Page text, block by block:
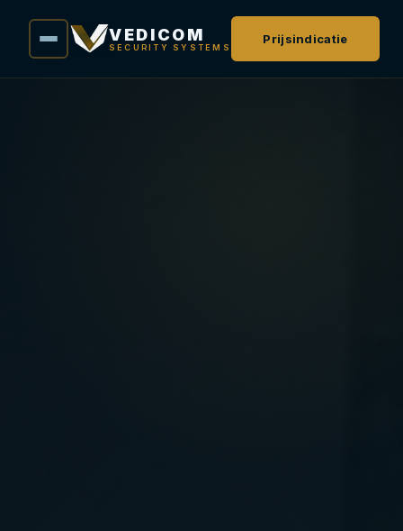
VEDICOM
SECURITY SYSTEMS
Prijsindicatie